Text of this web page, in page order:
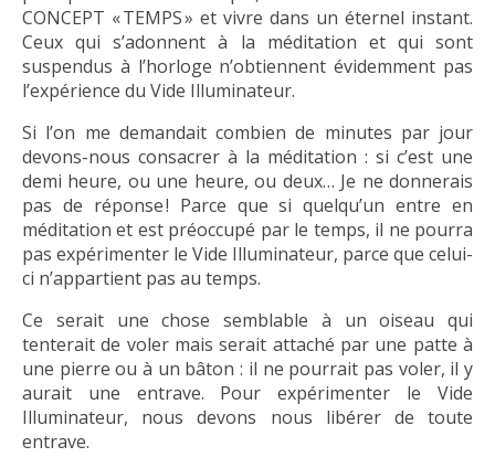
CONCEPT « TEMPS » et vivre dans un éternel instant.
Ceux qui s’adonnent à la méditation et qui sont
suspendus à l’horloge n’obtiennent évidemment pas
l’expérience du Vide Illuminateur.
Si l’on me demandait combien de minutes par jour
devons-nous consacrer à la méditation : si c’est une
demi heure, ou une heure, ou deux… Je ne donnerais
pas de réponse ! Parce que si quelqu’un entre en
méditation et est préoccupé par le temps, il ne pourra
pas expérimenter le Vide Illuminateur, parce que celui-
ci n’appartient pas au temps.
Ce serait une chose semblable à un oiseau qui
tenterait de voler mais serait attaché par une patte à
une pierre ou à un bâton : il ne pourrait pas voler, il y
aurait une entrave. Pour expérimenter le Vide
Illuminateur, nous devons nous libérer de toute
entrave.